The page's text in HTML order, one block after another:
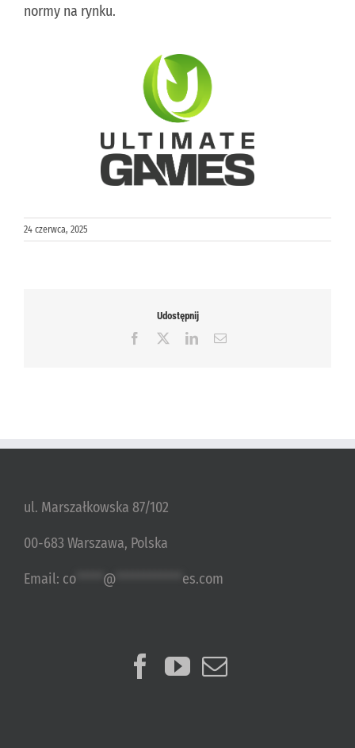
normy na rynku.
24 czerwca, 2025
Udostępnij
Facebook LinkedInEmail
ul. Marszałkowska 87/102
00-683 Warszawa, Polska
Email: co @ es.com